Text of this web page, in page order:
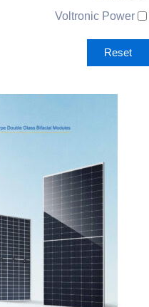
Voltronic Power
Reset